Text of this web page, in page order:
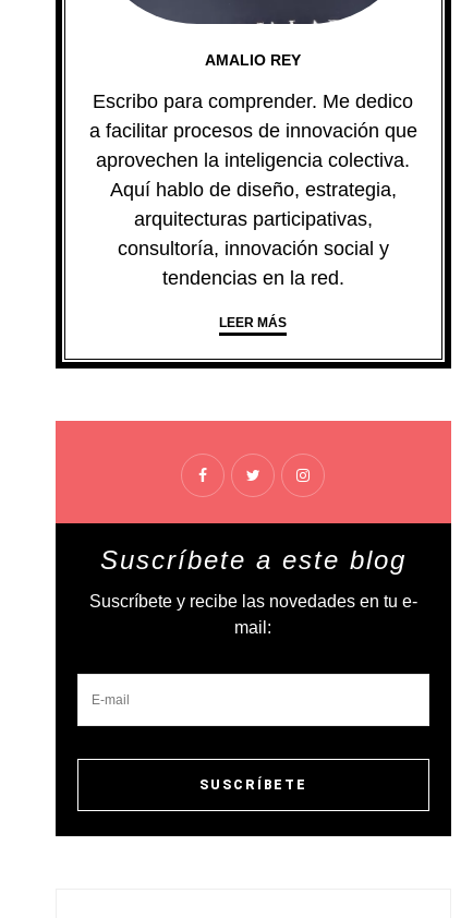
AMALIO REY
Escribo para comprender. Me dedico
a facilitar procesos de innovación que
aprovechen la inteligencia colectiva.
Aquí hablo de diseño, estrategia,
arquitecturas participativas,
consultoría, innovación social y
tendencias en la red.
LEER MÁS
Suscríbete a este blog
Suscríbete y recibe las novedades en tu e-
mail: